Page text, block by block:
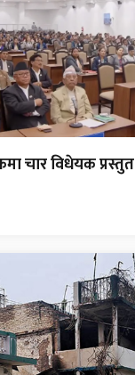
चार विधेयक प्रस्तुत